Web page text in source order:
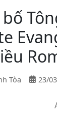
Tòa 23/